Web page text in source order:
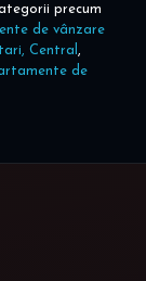
precum
de vânzare
Central ,
de